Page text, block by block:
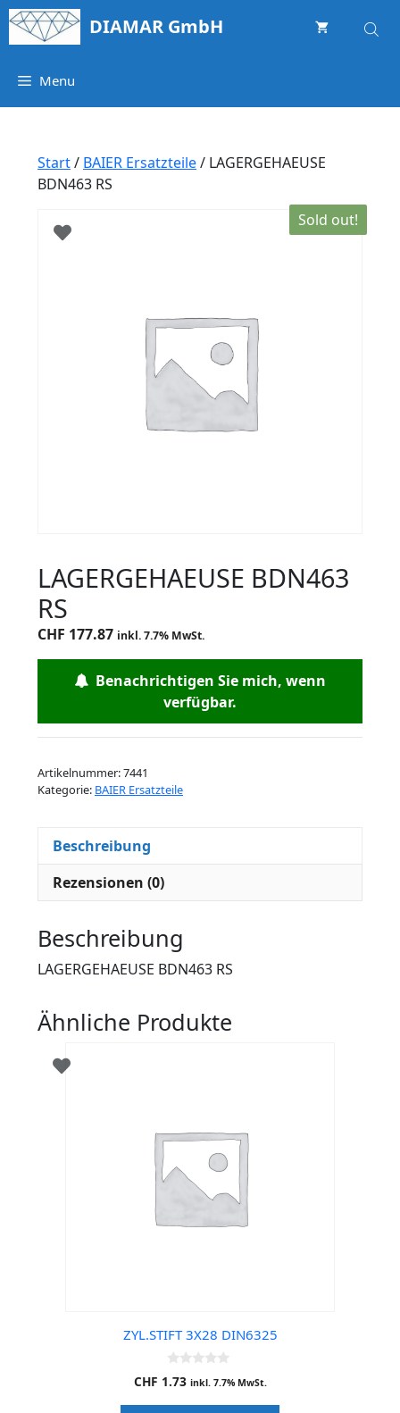
Springe
zum
DIAMAR GmbH
Menu
Start/ BAIER Ersatzteile/ LAGERGEHAEUSE
BDN463 RS
Sold out!
LAGERGEHAEUSE BDN463
RS
CHF 177.87 inkl. 7.7% MwSt.
Benachrichtigen Sie mich, wenn
verfügbar.
Artikelnummer:7441
Kategorie: BAIER Ersatzteile
Beschreibung
Rezensionen (0)
Beschreibung
LAGERGEHAEUSE BDN463 RS
Ähnliche Produkte
ZYL.STIFT 3X28 DIN6325
0
o
CHF 1.73 inkl. 7.7% MwSt.